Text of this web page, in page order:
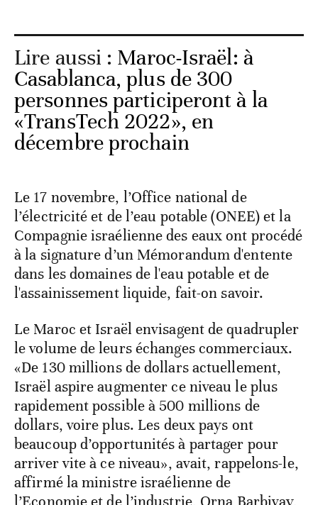
Lire aussi : Maroc-Israël: à
Casablanca, plus de 300
personnes participeront à la
«TransTech 2022», en
décembre prochain
Le 17 novembre, l’Office national de
l’électricité et de l’eau potable (ONEE) et la
Compagnie israélienne des eaux ont procédé
à la signature d’un Mémorandum d'entente
dans les domaines de l'eau potable et de
l'assainissement liquide, fait-on savoir.
Le Maroc et Israël envisagent de quadrupler
le volume de leurs échanges commerciaux.
«De 130 millions de dollars actuellement,
Israël aspire augmenter ce niveau le plus
rapidement possible à 500 millions de
dollars, voire plus. Les deux pays ont
beaucoup d’opportunités à partager pour
arriver vite à ce niveau», avait, rappelons-le,
affirmé la ministre israélienne de
l’Economie et de l’industrie, Orna Barbivay,